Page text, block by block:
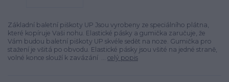
Základní baletní piškoty UP Jsou vyrobeny ze speciálního plátna,
které kopí­ruje Vaši nohu. Elastické pásky a gumička zaručuje, že
Vám budou baletní­ piškoty UP skvéle sedět na noze. Gumička pro
stažení­ je všitá po obvodu. Elastické pásky jsou všité na jedné straně,
volné konce slouží­ k zavázání ... celý popis